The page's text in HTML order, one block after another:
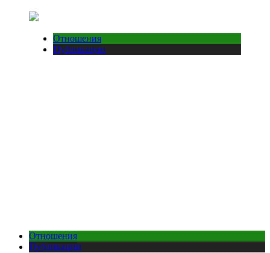
Отношения
Публикации
Отношения
Публикации